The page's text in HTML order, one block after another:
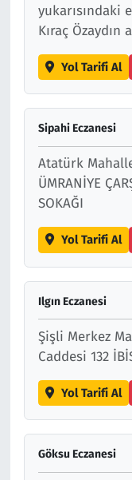
yukarısındaki
Kıraç Özaydın
Yol Tarifi Al
Sipahi Eczanesi
Atatürk
ÜMRANİYE
SOKAĞI
Yol Tarifi Al
Ilgın Eczanesi
Şişli Merkez
Caddesi 132
Yol Tarifi Al
Göksu Eczanesi